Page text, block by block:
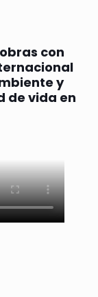
con
y
de vida en